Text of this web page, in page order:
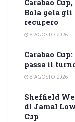
Carabao
Bola gela
recupero
8 AGOSTO 2026
Carabao
passa il
8 AGOSTO 2026
Sheffield
di Jamal
Cup